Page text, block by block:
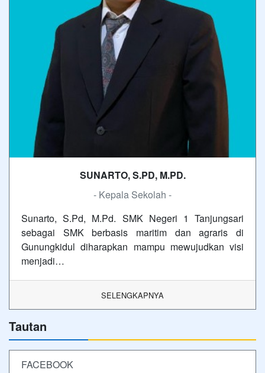
SUNARTO, S.PD, M.PD.
- Kepala Sekolah -
Sunarto, S.Pd, M.Pd. SMK Negeri 1 Tanjungsari
sebagai SMK berbasis maritim dan agraris di
Gunungkidul diharapkan mampu mewujudkan visi
menjadi…
SELENGKAPNYA
Tautan
FACEBOOK